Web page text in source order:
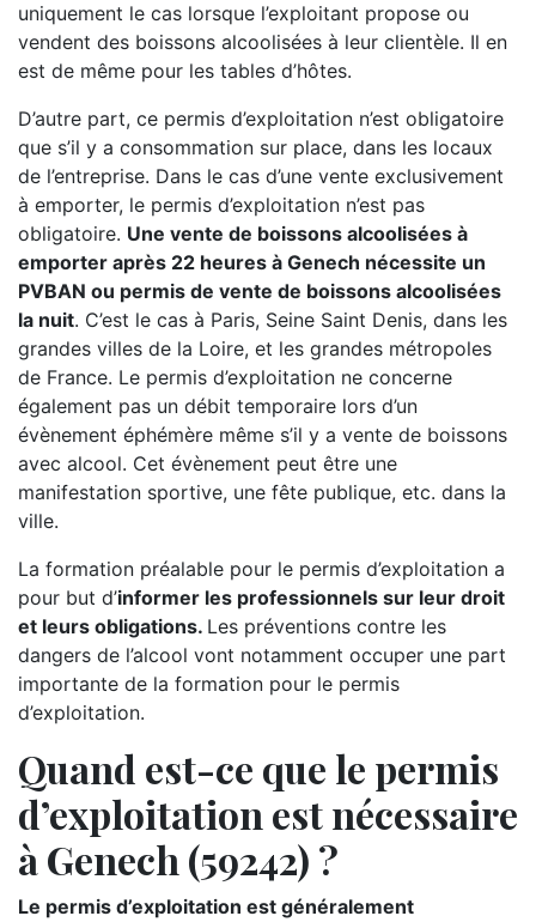
uniquement le cas lorsque l’exploitant propose ou
vendent des boissons alcoolisées à leur clientèle. Il en
est de même pour les tables d’hôtes.
D’autre part, ce permis d’exploitation n’est obligatoire
que s’il y a consommation sur place, dans les locaux
de l’entreprise. Dans le cas d’une vente exclusivement
à emporter, le permis d’exploitation n’est pas
obligatoire. Une vente de boissons alcoolisées à
emporter après 22 heures à Genech nécessite un
PVBAN ou permis de vente de boissons alcoolisées
la nuit. C’est le cas à Paris, Seine Saint Denis, dans les
grandes villes de la Loire, et les grandes métropoles
de France. Le permis d’exploitation ne concerne
également pas un débit temporaire lors d’un
évènement éphémère même s’il y a vente de boissons
avec alcool. Cet évènement peut être une
manifestation sportive, une fête publique, etc. dans la
ville.
La formation préalable pour le permis d’exploitation a
pour but d’informer les professionnels sur leur droit
et leurs obligations. Les préventions contre les
dangers de l’alcool vont notamment occuper une part
importante de la formation pour le permis
d’exploitation.
Quand est-ce que le permis
d’exploitation est nécessaire
à Genech (59242) ?
Le permis d’exploitation est généralement